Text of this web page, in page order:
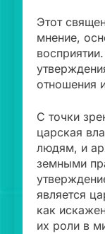
Этот
мнение,
отношения
С точки
царская
людям, и
земными
является
как
их роли в